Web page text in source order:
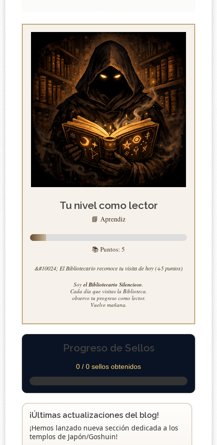
Tu nivel como lector
📘 Aprendiz
📚 Puntos: 5
&#10024; El Bibliotecario reconoce tu visita de hoy (+5 puntos)
Soy el Bibliotecario Silencioso
Cada día que visitas la Biblioteca,
observo tu progreso como lector.
Vuelve mañana.
Progreso de Sellos
0 / 0 sellos obtenidos
¡Últimas actualizaciones del blog!
¡Hemos lanzado nueva sección dedicada a los
templos de Japón/Goshuin!